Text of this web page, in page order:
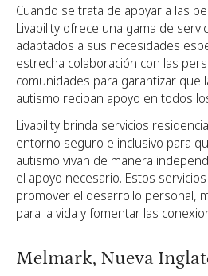
Cuando se trata de apoyar a las
Livability ofrece una gama de
adaptados a sus necesidades
estrecha colaboración con las
comunidades para garantizar que
autismo reciban apoyo en todos
Livability brinda servicios
entorno seguro e inclusivo para
autismo vivan de manera
el apoyo necesario. Estos
promover el desarrollo personal,
para la vida y fomentar las
Melmark, Nueva